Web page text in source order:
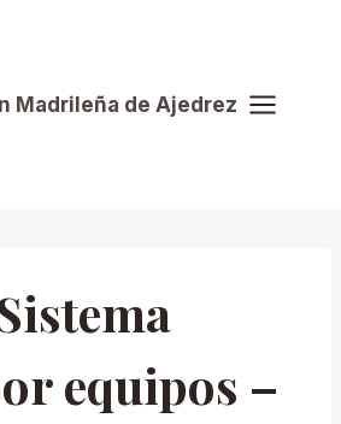
Madrileña de Ajedrez
equipos –